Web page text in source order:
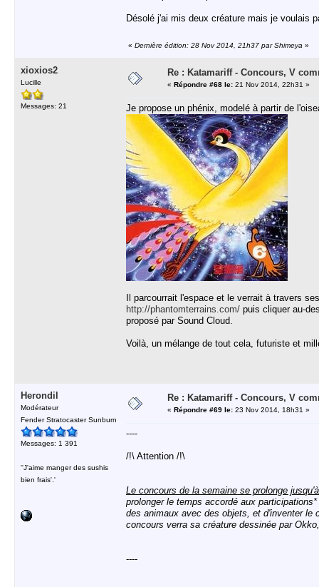
Désolé j'ai mis deux créature mais je voulais
« Dernière édition: 28 Nov 2014, 21h37 par Shimeya »
xioxios2
Lucille
Messages: 21
Re : Katamariff - Concours, V
« Répondre #68 le: 21 Nov 2014, 22h31 »
Je propose un phénix, modelé à partir de
Il parcourrait l'espace et le verrait à travers
http://phantomterrains.com/ puis cliquer au-
proposé par Sound Cloud.
Voilà, un mélange de tout cela, futuriste et
Herondil
Modérateur
Fender Stratocaster Sunburn
Messages: 1 391
''J'aime manger des sushis
bien frais'.'
Re : Katamariff - Concours, V
« Répondre #69 le: 23 Nov 2014, 18h31 »
----
/!\ Attention /!\
Le concours de la semaine se prolonge
prolonger le temps accordé aux
des animaux avec des objets, et d'inventer le
concours verra sa créature dessinée par
----